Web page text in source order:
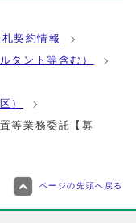
札契約情報
タント等含む）
）
等業務委託【募
ページの先頭へ戻る